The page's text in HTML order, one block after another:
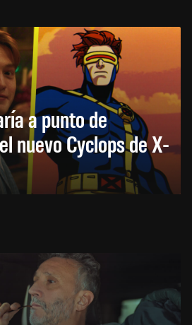
a punto de
nuevo Cyclops de X-